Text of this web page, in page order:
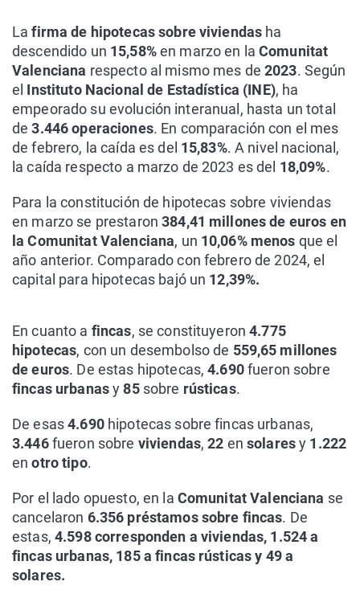
Lafirma de hipotecas sobre viviendas ha
descendido un 15,58%en marzo en laComunitat
Valenciana respecto al mismo mes de2023. Según
el Instituto Nacional de Estadística (INE), ha
empeorado su evolución interanual, hasta un total
de3.446 operaciones. En comparación con el mes
de febrero, la caída es del 15,83%. A nivel nacional,
la caída respecto a marzo de 2023 es del 18,09%.
Para la constitución de hipotecas sobre viviendas
en marzo se prestaron384,41 millones de euros en
la Comunitat Valenciana, un 10,06% menos que el
año anterior. Comparado con febrero de 2024, el
capital para hipotecas bajó un 12,39%.
En cuanto a fincas, se constituyeron4.775
hipotecas, con un desembolso de 559,65 millones
de euros. De estas hipotecas,4.690fueron sobre
fincas urbanasy85 sobre rústicas.
De esas4.690hipotecas sobre fincas urbanas,
3.446fueron sobre viviendas,22 ensolaresy 1.222
enotro tipo.
Por el lado opuesto, en la Comunitat Valenciana se
cancelaron 6.356 préstamos sobre fincas. De
estas, 4.598 corresponden a viviendas, 1.524 a
fincas urbanas, 185 a fincas rústicas y 49 a
solares.